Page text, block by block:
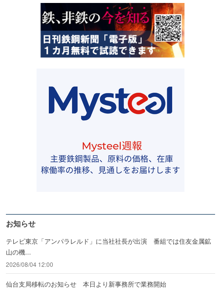
お知らせ
テレビ東京「アンパラレルド」に当社社長が出演 番組では住友金属鉱
山の機...
2026/08/04 12:00
仙台支局移転のお知らせ 本日より新事務所で業務開始